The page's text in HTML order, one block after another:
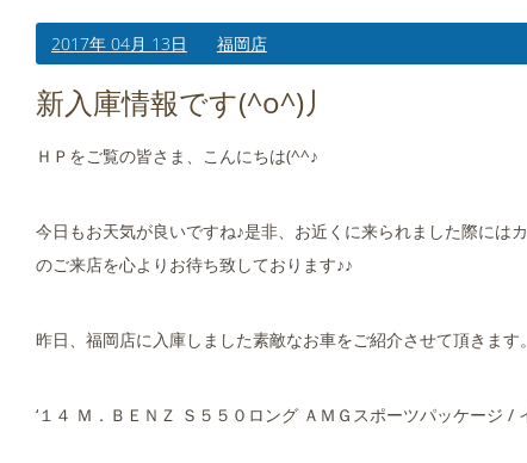
2017年 04月 13日 福岡店
新入庫情報です(^o^)丿
ＨＰをご覧の皆さま、こんにちは(^^♪
今日もお天気が良いですね♪是非、お近くに来られました際には
のご来店を心よりお待ち致しております♪♪
昨日、福岡店に入庫しました素敵なお車をご紹介させて頂きます。
‘１４ Ｍ．ＢＥＮＺ Ｓ５５０ロング ＡＭＧスポーツパッケージ /